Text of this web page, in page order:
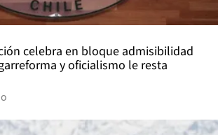
celebra en bloque admisibilidad
y oficialismo le resta